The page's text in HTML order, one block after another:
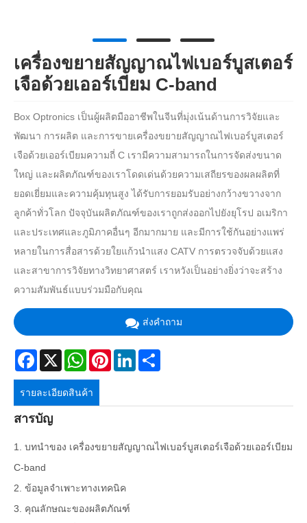
เครื่องขยายสัญญาณไฟเบอร์บูสเตอร์
เจือด้วยเออร์เบียม C-band
Box Optronics เป็นผู้ผลิตมืออาชีพในจีนที่มุ่งเน้นด้านการวิจัยและ
พัฒนา การผลิต และการขายเครื่องขยายสัญญาณไฟเบอร์บูสเตอร์
เจือด้วยเออร์เบียมความถี่ C เรามีความสามารถในการจัดส่งขนาด
ใหญ่ และผลิตภัณฑ์ของเราโดดเด่นด้วยความเสถียรของผลผลิตที่
ยอดเยี่ยมและความคุ้มทุนสูง ได้รับการยอมรับอย่างกว้างขวางจาก
ลูกค้าทั่วโลก ปัจจุบันผลิตภัณฑ์ของเราถูกส่งออกไปยังยุโรป อเมริกา
และประเทศและภูมิภาคอื่นๆ อีกมากมาย และมีการใช้กันอย่างแพร่
หลายในการสื่อสารด้วยใยแก้วนำแสง CATV การตรวจจับด้วยแสง
และสาขาการวิจัยทางวิทยาศาสตร์ เราหวังเป็นอย่างยิ่งว่าจะสร้าง
ความสัมพันธ์แบบร่วมมือกับคุณ
ส่งคำถาม
Facebook
X WhatsAppPinterestLinkedIn
รายละเอียดสินค้า
สารบัญ
1. บทนำของ เครื่องขยายสัญญาณไฟเบอร์บูสเตอร์เจือด้วยเออร์เบียม
C-band
2. ข้อมูลจำเพาะทางเทคนิค
3. คุณลักษณะของผลิตภัณฑ์